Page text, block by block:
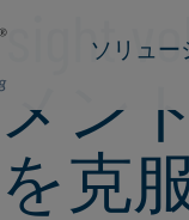
ソリュー
ン
克